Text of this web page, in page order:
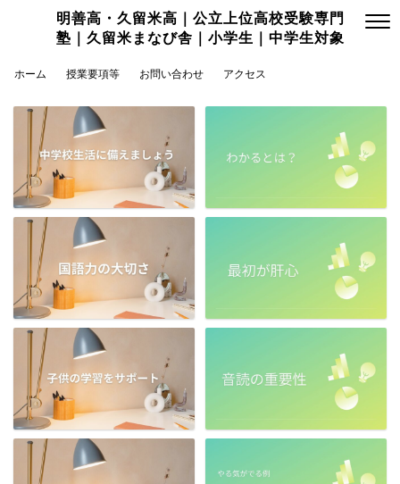
明善高・久留米高｜公立上位高校受験専門
塾｜久留米まなび舎｜小学生｜中学生対象
ホーム 授業要項等 お問い合わせ アクセス